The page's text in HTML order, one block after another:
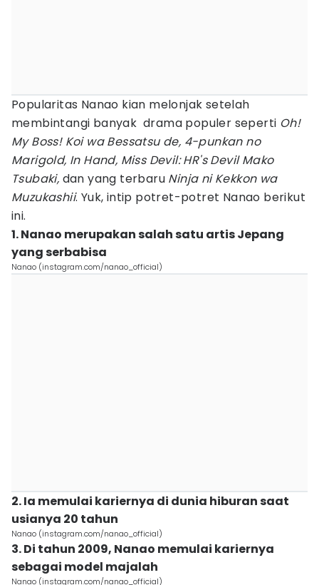
Popularitas Nanao kian melonjak setelah
membintangi banyak drama populer seperti Oh!
My Boss! Koi wa Bessatsu de, 4-punkan no
Marigold, In Hand, Miss Devil: HR's Devil Mako
Tsubaki, dan yang terbaru Ninja ni Kekkon wa
Muzukashii. Yuk, intip potret-potret Nanao berikut
ini.
1. Nanao merupakan salah satu artis Jepang
yang serbabisa
Nanao (instagram.com/nanao_official)
2. Ia memulai kariernya di dunia hiburan saat
usianya 20 tahun
Nanao (instagram.com/nanao_official)
3. Di tahun 2009, Nanao memulai kariernya
sebagai model majalah
Nanao (instagram.com/nanao_official)